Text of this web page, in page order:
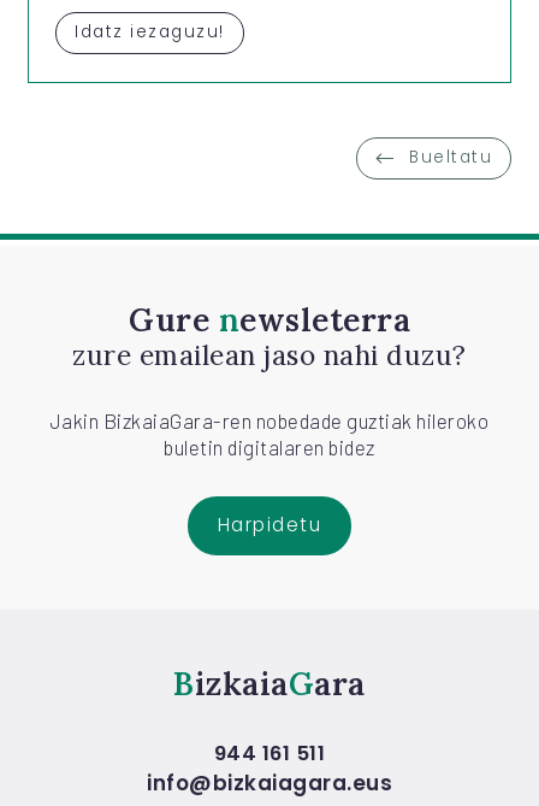
Idatz iezaguzu!
Bueltatu
Gure newsleterra
zure emailean jaso nahi duzu?
Jakin BizkaiaGara-ren nobedade guztiak hileroko
buletin digitalaren bidez
Harpidetu
Bizkaia Gara
944 161 511
info@bizkaiagara.eus